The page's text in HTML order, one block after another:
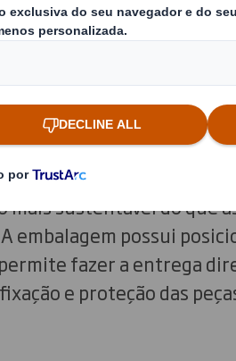
embalagem de
ser fabricada em cartão
otimizar os custos.
sustentável do que
embalagem possui
fazer a entrega
e proteção das